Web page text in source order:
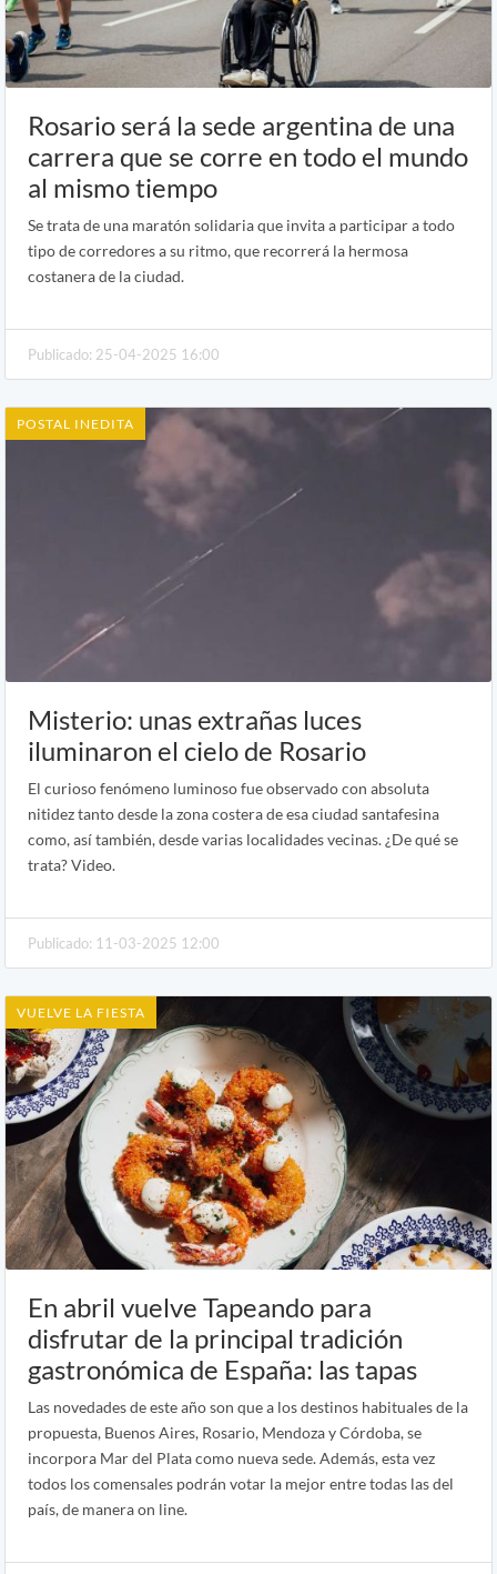
Rosario será la sede argentina de una
carrera que se corre en todo el mundo
al mismo tiempo
Se trata de una maratón solidaria que invita a participar a todo
tipo de corredores a su ritmo, que recorrerá la hermosa
costanera de la ciudad.
Publicado: 25-04-2025 16:00
POSTAL INEDITA
Misterio: unas extrañas luces
iluminaron el cielo de Rosario
El curioso fenómeno luminoso fue observado con absoluta
nitidez tanto desde la zona costera de esa ciudad santafesina
como, así también, desde varias localidades vecinas. ¿De qué se
trata? Video.
Publicado: 11-03-2025 12:00
VUELVE LA FIESTA
En abril vuelve Tapeando para
disfrutar de la principal tradición
gastronómica de España: las tapas
Las novedades de este año son que a los destinos habituales de la
propuesta, Buenos Aires, Rosario, Mendoza y Córdoba, se
incorpora Mar del Plata como nueva sede. Además, esta vez
todos los comensales podrán votar la mejor entre todas las del
país, de manera on line.